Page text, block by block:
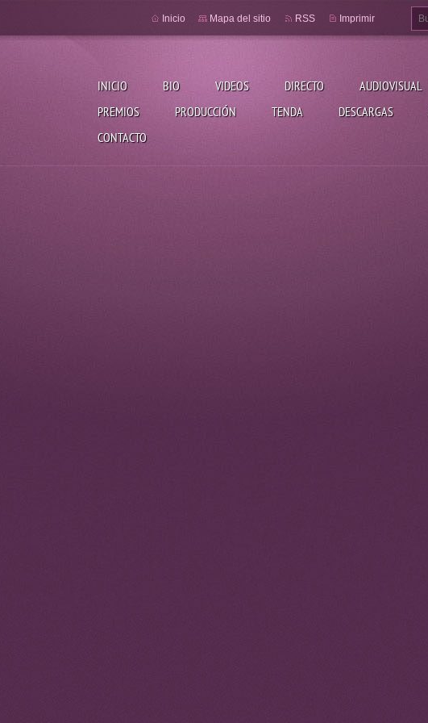
INICIO BIO VIDEOS DIRECTO AUDIOVISUAL
PREMIOS
PRODUCCIÓN TENDA DESCARGAS
CONTACTO
Inicio Mapa del sitio RSS Imprimir